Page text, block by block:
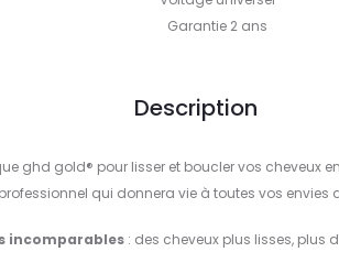
Garantie 2 ans
Description
ghd gold® pour lisser et boucler vos cheveux
qui donnera vie à toutes vos
incomparables: des cheveux plus lisses, plus